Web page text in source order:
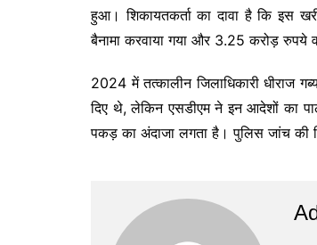
हुआ। शिकायतकर्ता का दावा है कि इस
बैनामा करवाया गया और 3.25 करोड़ रुपये
2024 में तत्कालीन जिलाधिकारी धीराज
दिए थे, लेकिन एसडीएम ने इन आदेशों का
पकड़ का अंदाजा लगता है। पुलिस जांच की